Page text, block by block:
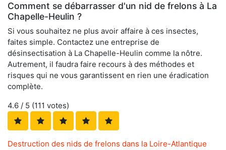
Comment se débarrasser d'un nid de frelons à La
Chapelle-Heulin ?
Si vous souhaitez ne plus avoir affaire à ces insectes,
faites simple. Contactez une entreprise de
désinsectisation à La Chapelle-Heulin comme la nôtre.
Autrement, il faudra faire recours à des méthodes et
risques qui ne vous garantissent en rien une éradication
complète.
4.6 / 5 (111 votes)
Destruction des nids de frelons dans la Loire-Atlantique